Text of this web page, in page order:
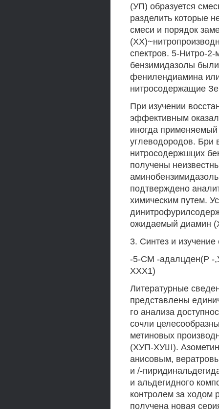
(УП) образуется
разделить которые
смеси и порядок
спектров. 5-Нитро-
бензимидазолы
фенилендиамина
нитросодержащие
При изучении
эффективным
иногда
углеводородов. Бри
нитросодержшцих
получены
подтверждено
химическим путем.
ожидаемый диамин
3. Синтез и
-5-СМ -адалцден(Р -
ХХХ1)
Литературные
представлены
го анализа
сочли
метиновых
(ХУП-ХУШ).
анисовым,
и /-
и альдегидного
контролем за ходом
получена новая